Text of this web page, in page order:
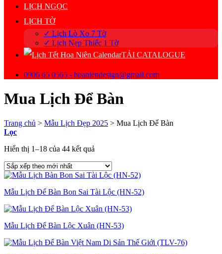
LỊCH NGỌC
LỊCH TỜ
✓ Lịch Lò Xo 7 Tờ
✓ Lịch Nẹp Thiếc 1 Tờ
TẢI CATALOGUE
0906 65 0565 - hoaniendesign@gmail.com
Mua Lịch Để Bàn
Trang chủ > Mẫu Lịch Đẹp 2025 > Mua Lịch Để Bàn
Lọc
Hiển thị 1–18 của 44 kết quả
xếp
theo
nhất
Mẫu Lịch Để Bàn Bon Sai Tài Lộc (HN-52)
Mẫu Lịch Để Bàn Lộc Xuân (HN-53)